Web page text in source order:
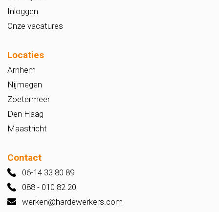
Inloggen
Onze vacatures
Locaties
Arnhem
Nijmegen
Zoetermeer
Den Haag
Maastricht
Contact
06-14 33 80 89
088 - 010 82 20
werken@hardewerkers.com